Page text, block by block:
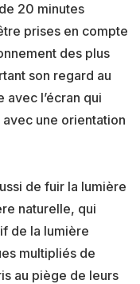
20 minutes
prises en compte
des plus
son regard au
avec l’écran qui
une orientation
de fuir la lumière
naturelle, qui
de la lumière
multipliés de
au piège de leurs